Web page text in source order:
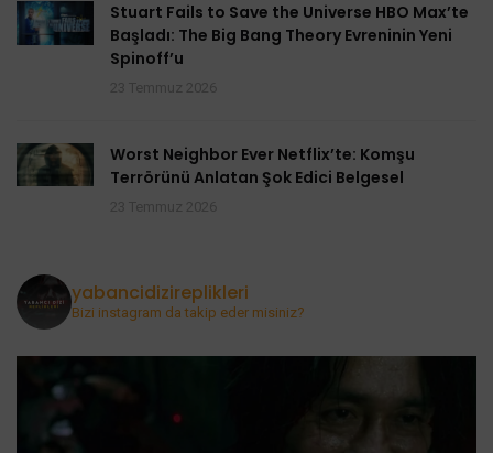
Stuart Fails to Save the Universe HBO Max’te
Başladı: The Big Bang Theory Evreninin Yeni
Spinoff’u
Worst Neighbor Ever Netflix’te: Komşu
Terrörünü Anlatan Şok Edici Belgesel
yabancidizireplikleri
Bizi instagram da takip eder misiniz?